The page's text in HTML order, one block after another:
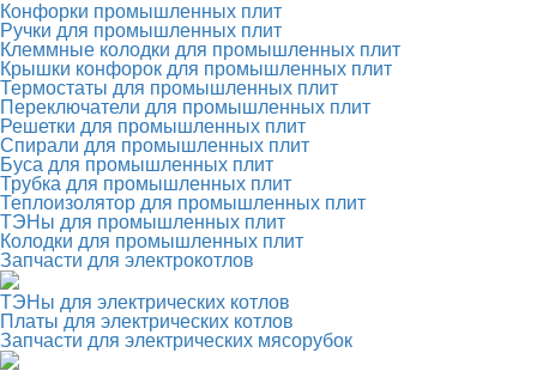
Конфорки промышленных плит
Ручки для промышленных плит
Клеммные колодки для промышленных плит
Крышки конфорок для промышленных плит
Термостаты для промышленных плит
Переключатели для промышленных плит
Решетки для промышленных плит
Спирали для промышленных плит
Буса для промышленных плит
Трубка для промышленных плит
Теплоизолятор для промышленных плит
ТЭНы для промышленных плит
Колодки для промышленных плит
Запчасти для электрокотлов
ТЭНы для электрических котлов
Платы для электрических котлов
Запчасти для электрических мясорубок